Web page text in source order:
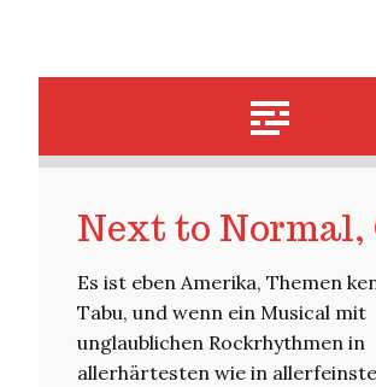
Next to Normal,
Es ist eben Amerika, Themen
Tabu, und wenn ein Musical mit
unglaublichen Rockrhythmen in
allerhärtesten wie in